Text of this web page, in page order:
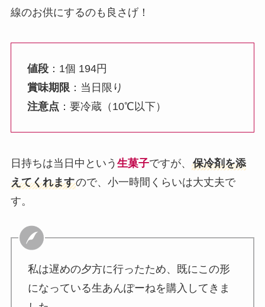
線のお供にするのも良さげ！
値段：1個 194円
賞味期限：当日限り
注意点 ：要冷蔵（10℃以下）
日持ちは当日中という 生菓子ですが、 保冷剤を添
えてくれますので、小一時間くらいは大丈夫で
す。
私は遅めの夕方に行ったため、既にこの形
になっている生あんぽーねを購入してきま